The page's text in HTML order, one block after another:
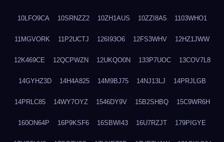
10LFO9CA 10SRNZZ2 10ZH1AUS 10ZZI8A5 1103WHO1
11MGVORK 11P2UCTJ 126I93O6 12FS3WHV 12HZ1JWW
12K469CE 12QCPWZN 12UKQO0N 133P7UOC 13COV7L8
14GYHZ3D 14H4A825 14M9BJ75 14NJ13LJ 14PRJLGB
14PRLC85 14WY7OYZ 1546DY9V 15B2SHBQ 15C9WR6H
160ON64P 16P9KSF6 16SBWI43 16U7RZJT 179PIGYE